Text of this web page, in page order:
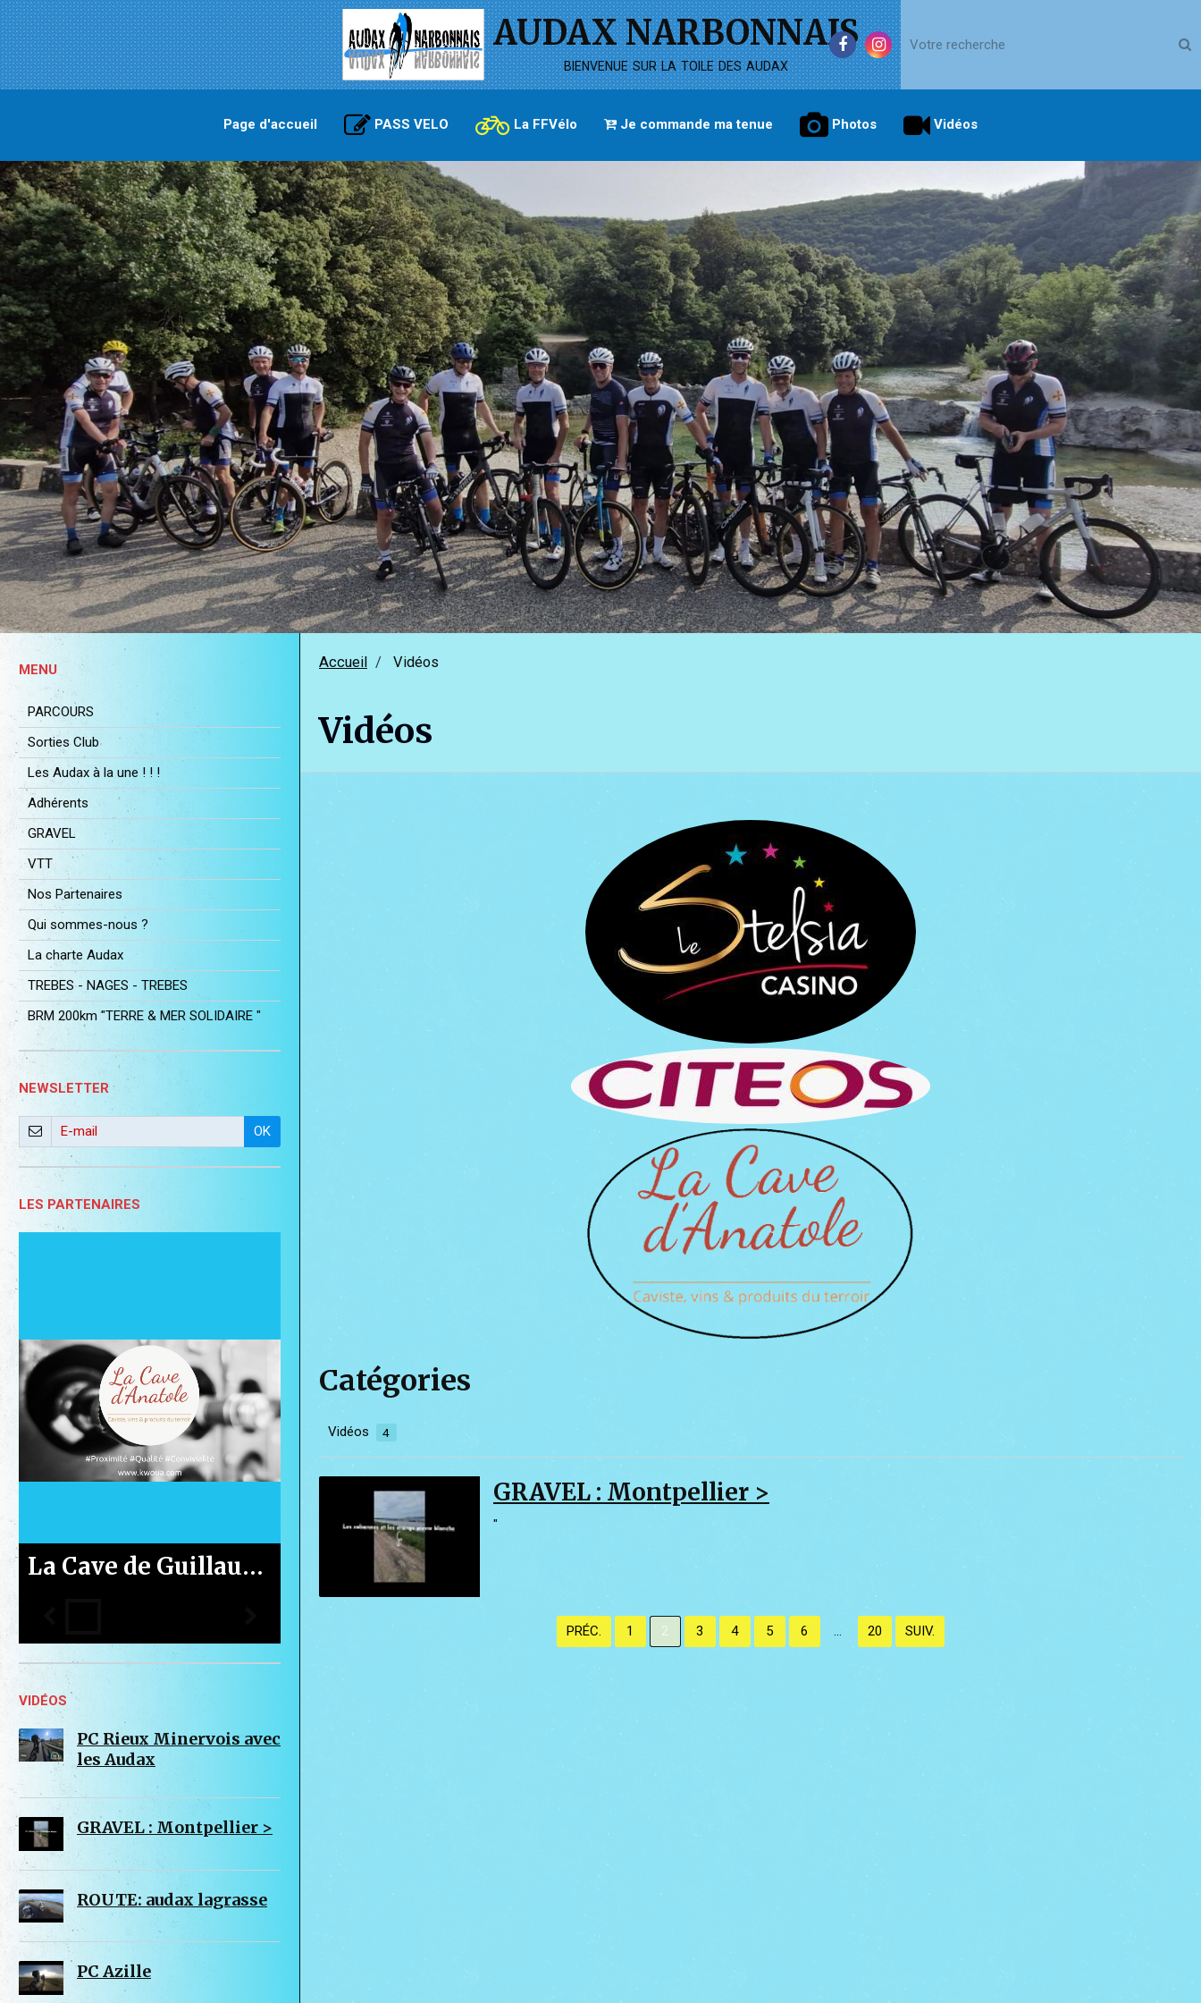
AUDAX NARBONNAIS
bienvenue sur la toile des audax
Page d'accueil PASS VELO La FFVélo Je commande ma tenue Photos Vidéos
Accueil Vidéos
Vidéos
Catégories
Vidéos 4
GRAVEL : Montpellier >
"
PRÉC. 1 2 3 4 5 6 20 SUIV.
MENU
PARCOURS
Sorties Club
Les Audax à la une ! ! !
Adhérents
GRAVEL
VTT
Nos Partenaires
Qui sommes-nous ?
La charte Audax
TREBES - NAGES - TREBES
BRM 200km "TERRE & MER SOLIDAIRE "
NEWSLETTER
OK
LES PARTENAIRES
Le Casino de Gruissan
VIDÉOS
PC Rieux Minervois avec
les Audax
GRAVEL : Montpellier >
ROUTE: audax lagrasse
PC Azille